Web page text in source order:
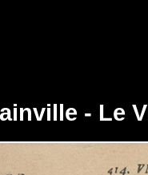
- Le